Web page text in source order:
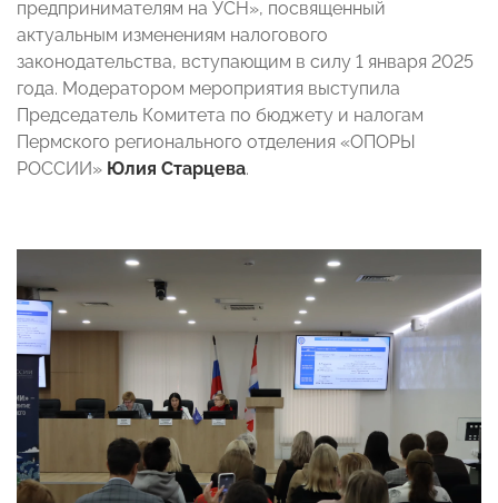
предпринимателям на УСН», посвященный
актуальным изменениям налогового
законодательства, вступающим в силу 1 января 2025
года. Модератором мероприятия выступила
Председатель Комитета по бюджету и налогам
Пермского регионального отделения «ОПОРЫ
РОССИИ» Юлия Старцева.